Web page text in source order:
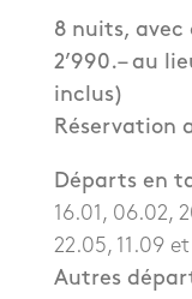
8 nuits, avec
2’990.– au
inclus)
Réservation
Départs en
16.01, 06.02,
22.05, 11.09
Autres